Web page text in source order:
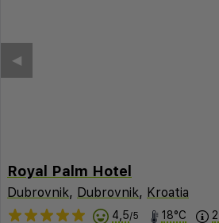
◀︎
Royal Palm Hotel
Dubrovnik, Dubrovnik, Kroatia
4,5/5 18°C